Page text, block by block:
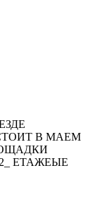
В МАЕМ
ЕТАЖЕЫЕ